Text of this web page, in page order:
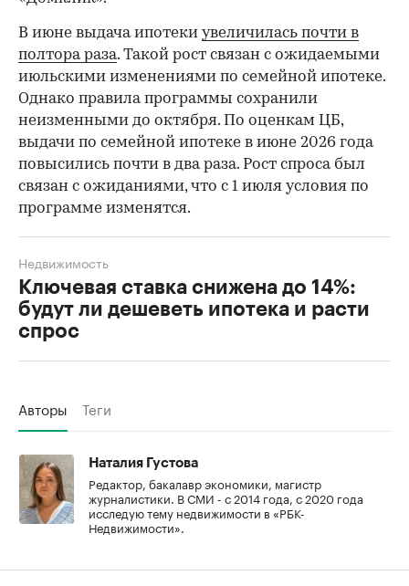
В июне выдача ипотеки увеличилась почти в
полтора раза. Такой рост связан с ожидаемыми
июльскими изменениями по семейной ипотеке.
Однако правила программы сохранили
неизменными до октября. По оценкам ЦБ,
выдачи по семейной ипотеке в июне 2026 года
повысились почти в два раза. Рост спроса был
связан с ожиданиями, что с 1 июля условия по
программе изменятся.
Ключевая ставка снижена до 14%:
будут ли дешеветь ипотека и расти
спрос
Недвижимость
Авторы Теги
Наталия Густова
Редактор, бакалавр экономики, магистр
журналистики. В СМИ - с 2014 года, с 2020 года
исследую тему недвижимости в «РБК-
Недвижимости».